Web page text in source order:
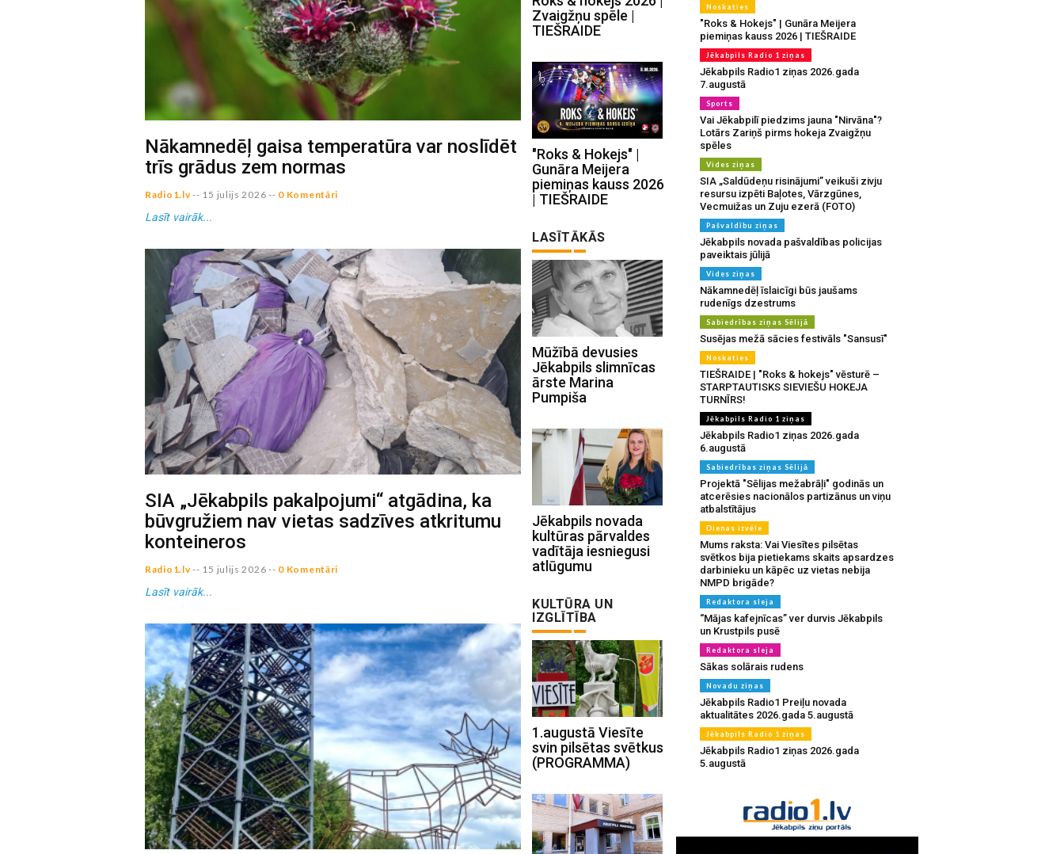
Nākamnedēļ gaisa temperatūra var noslīdēt
trīs grādus zem normas
Radio1.lv-- 15 julijs 2026 -- 0 Komentāri
Lasīt vairāk...
SIA „Jēkabpils pakalpojumi“ atgādina, ka
būvgružiem nav vietas sadzīves atkritumu
konteineros
Radio1.lv-- 15 julijs 2026 -- 0 Komentāri
Lasīt vairāk...
Zvaigžņu spēle |
TIEŠRAIDE
"Roks & Hokejs" |
Gunāra Meijera
piemiņas kauss 2026
| TIEŠRAIDE
LASĪTĀKĀS
Mūžībā devusies
Jēkabpils slimnīcas
ārste Marina
Pumpiša
Jēkabpils novada
kultūras pārvaldes
vadītāja iesniegusi
atlūgumu
KULTŪRA UN
IZGLĪTĪBA
1.augustā Viesīte
svin pilsētas svētkus
(PROGRAMMA)
Noskaties
"Roks & Hokejs" | Gunāra Meijera
piemiņas kauss 2026 | TIEŠRAIDE
Jēkabpils Radio 1 ziņas
Jēkabpils Radio1 ziņas 2026.gada
7.augustā
Sports
Vai Jēkabpilī piedzims jauna "Nirvāna"?
Lotārs Zariņš pirms hokeja Zvaigžņu
spēles
Vides ziņas
SIA „Saldūdeņu risinājumi” veikuši zivju
resursu izpēti Baļotes, Vārzgūnes,
Vecmuižas un Zuju ezerā (FOTO)
Pašvaldību ziņas
Jēkabpils novada pašvaldības policijas
paveiktais jūlijā
Vides ziņas
Nākamnedēļ īslaicīgi būs jaušams
rudenīgs dzestrums
Sabiedrības ziņas Sēlijā
Susējas mežā sācies festivāls "Sansusī"
Noskaties
TIEŠRAIDE | "Roks & hokejs" vēsturē –
STARPTAUTISKS SIEVIEŠU HOKEJA
TURNĪRS!
Jēkabpils Radio 1 ziņas
Jēkabpils Radio1 ziņas 2026.gada
6.augustā
Sabiedrības ziņas Sēlijā
Projektā "Sēlijas mežabrāļi" godinās un
atcerēsies nacionālos partizānus un viņu
atbalstītājus
Dienas izvēle
Mums raksta: Vai Viesītes pilsētas
svētkos bija pietiekams skaits apsardzes
darbinieku un kāpēc uz vietas nebija
NMPD brigāde?
Redaktora sleja
“Mājas kafejnīcas” ver durvis Jēkabpils
un Krustpils pusē
Redaktora sleja
Sākas solārais rudens
Novadu ziņas
Jēkabpils Radio1 Preiļu novada
aktualitātes 2026.gada 5.augustā
Jēkabpils Radio 1 ziņas
Jēkabpils Radio1 ziņas 2026.gada
5.augustā